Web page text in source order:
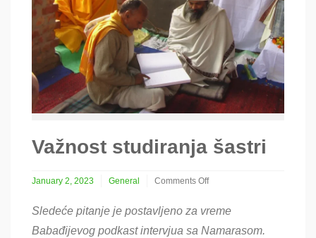
Važnost studiranja šastri
January 2, 2023 General
Comments Off
Važnost
studiranja
šastri
Sledeće pitanje je postavljeno za vreme
Babađijevog podkast intervjua sa Namarasom.